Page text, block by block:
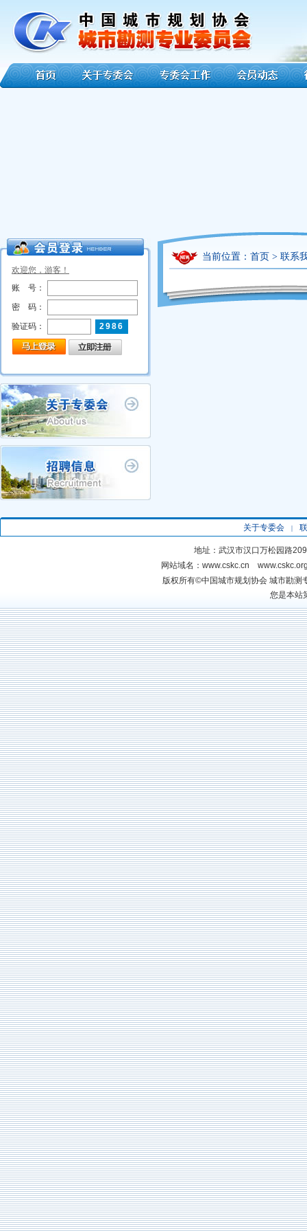
首页 关于专委会
欢迎您，游客！
账 号：
密 码：
验证码：
2986
当前位置： 首页 > 联系
关于专委会 |
地址：武汉市汉口万松园路
网站域名：www.cskc.cn
版权所有©中国城市规划协
您是本站